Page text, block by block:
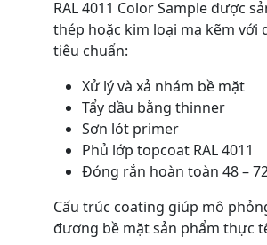
RAL 4011 Color Sample được
thép hoặc kim loại mạ kẽm với
tiêu chuẩn:
Xử lý và xả nhám bề mặt
Tẩy dầu bằng thinner
Sơn lót primer
Phủ lớp topcoat RAL 4011
Đóng rắn hoàn toàn 48 –
Cấu trúc coating giúp mô
đương bề mặt sản phẩm thực